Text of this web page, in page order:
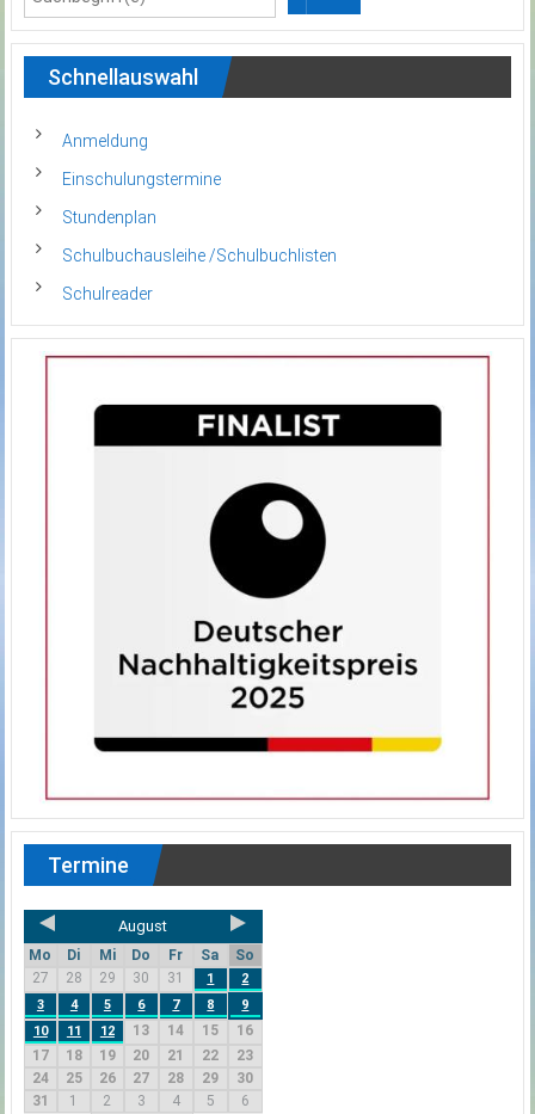
Schnellauswahl
Anmeldung
Einschulungstermine
Stundenplan
Schulbuchausleihe /Schulbuchlisten
Schulreader
Termine
August
Mo Di Mi Do Fr Sa
So
27
28 29 30 31 1
2
3
4 5 6 7 8
9
10
11 12 13 14 15
16
17
18 19 20 21 22
23
24
25 26 27 28 29
30
31
1 2 3 4 5 6